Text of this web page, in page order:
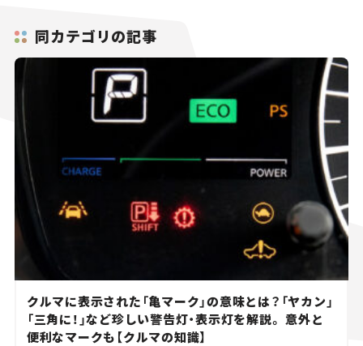
同カテゴリの記事
クルマに表示された「亀マーク」の意味とは？「ヤカン」
「三角に！」など珍しい警告灯・表示灯を解説。 意外と
便利なマークも【クルマの知識】